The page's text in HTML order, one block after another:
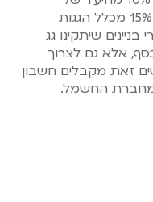
אנרגיות מתחדשות ב-2030 – כ-15% מכלל הגגות
‏שיתקינו גג
אלא גם לצרוך
זאת ‏מקבלים חשבון
החשמל.